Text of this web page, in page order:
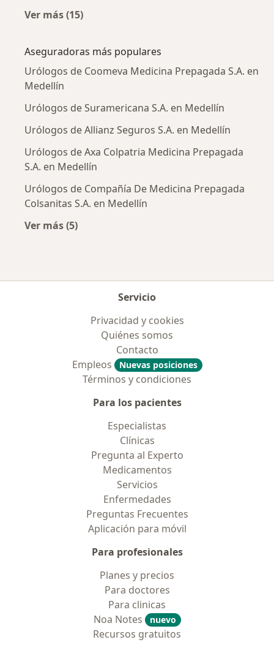
Ver más (15)
Aseguradoras más populares
Urólogos de Coomeva Medicina Prepagada S.A. en
Medellín
Urólogos de Suramericana S.A. en Medellín
Urólogos de Allianz Seguros S.A. en Medellín
Urólogos de Axa Colpatria Medicina Prepagada
S.A. en Medellín
Urólogos de Compañía De Medicina Prepagada
Colsanitas S.A. en Medellín
Ver más (5)
Servicio
Privacidad y cookies
Quiénes somos
Contacto
Empleos
Nuevas posiciones
Términos y condiciones
Para los pacientes
Especialistas
Clínicas
Pregunta al Experto
Medicamentos
Servicios
Enfermedades
Preguntas Frecuentes
Aplicación para móvil
Para profesionales
Planes y precios
Para doctores
Para clinicas
Noa Notes
nuevo
Recursos gratuitos